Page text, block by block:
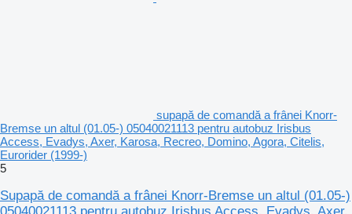
supapă de comandă a frânei Knorr-
Bremse un altul (01.05-) 05040021113 pentru autobuz Irisbus
Access, Evadys, Axer, Karosa, Recreo, Domino, Agora, Citelis,
Eurorider (1999-)
5
Supapă de comandă a frânei Knorr-Bremse un altul (01.05-)
05040021113 pentru autobuz Irisbus Access, Evadys, Axer,